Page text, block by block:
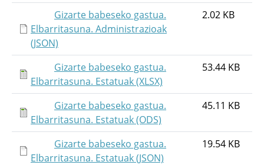
Gizarte babeseko gastua.
Elbarritasuna. Administrazioak
(JSON)
2.02 KB
Gizarte babeseko gastua.
Elbarritasuna. Estatuak (XLSX)
53.44 KB
Gizarte babeseko gastua.
Elbarritasuna. Estatuak (ODS)
45.11 KB
Gizarte babeseko gastua.
Elbarritasuna. Estatuak (JSON)
19.54 KB